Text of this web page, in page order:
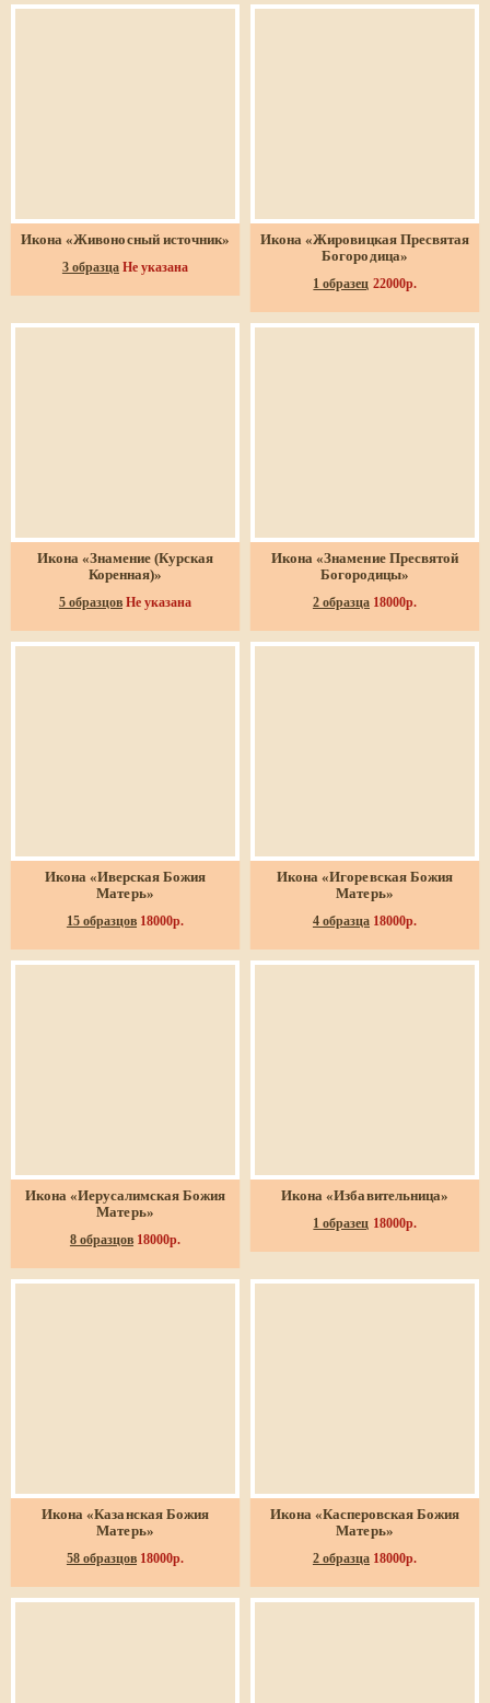
Икона «Живоносный источник»
3 образца Не указана
Икона «Жировицкая Пресвятая
Богородица»
1 образец 22000р.
Икона «Знамение (Курская
Коренная)»
5 образцов Не указана
Икона «Знамение Пресвятой
Богородицы»
2 образца 18000р.
Икона «Иверская Божия
Матерь»
15 образцов 18000р.
Икона «Игоревская Божия
Матерь»
4 образца 18000р.
Икона «Иерусалимская Божия
Матерь»
8 образцов 18000р.
Икона «Избавительница»
1 образец 18000р.
Икона «Казанская Божия
Матерь»
58 образцов 18000р.
Икона «Касперовская Божия
Матерь»
2 образца 18000р.